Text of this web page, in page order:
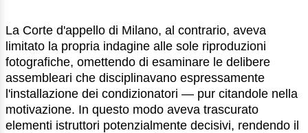
La Corte d'appello di Milano, al contrario, aveva
limitato la propria indagine alle sole riproduzioni
fotografiche, omettendo di esaminare le delibere
assembleari che disciplinavano espressamente
l'installazione dei condizionatori — pur citandole nella
motivazione. In questo modo aveva trascurato
elementi istruttori potenzialmente decisivi, rendendo il